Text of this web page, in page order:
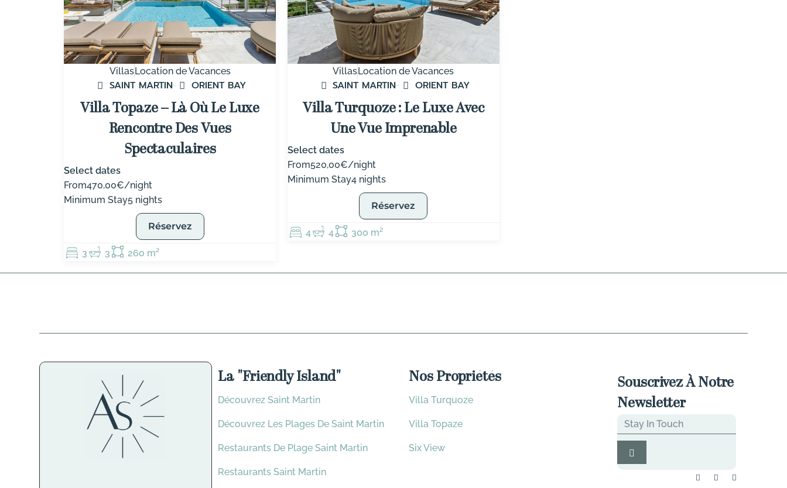
VillasLocation de Vacances
SAINT MARTIN ORIENT BAY
Villa Topaze – Là Où Le Luxe
Rencontre Des Vues
Spectaculaires
Select dates
From470,00€/night
Minimum Stay5 nights
Réservez
3 3 260 m²
VillasLocation de Vacances
SAINT MARTIN ORIENT BAY
Villa Turquoze : Le Luxe Avec
Une Vue Imprenable
Select dates
From520,00€/night
Minimum Stay4 nights
Réservez
4 4 300 m²
La "Friendly Island"
Découvrez Saint Martin
Découvrez Les Plages De Saint Martin
Restaurants De Plage Saint Martin
Restaurants Saint Martin
Nos Propriétés
Villa Turquoze
Villa Topaze
Six View
Souscrivez À Notre
Newsletter